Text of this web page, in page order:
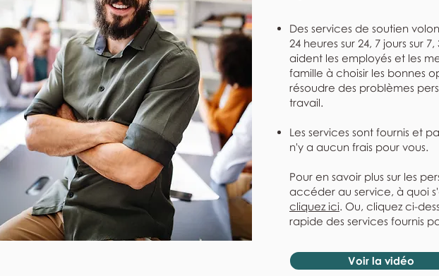
Des services de soutien
24 heures sur 24, 7 jours sur
aident les employés et les
famille à choisir les bonnes
résoudre des problèmes
travail.
Les services sont fournis et
n'y a aucun frais pour vous.
Pour en savoir plus sur les
accéder au service, à quoi
cliquez ici. Ou, cliquez ci-
rapide des services fournis
Voir la vidéo